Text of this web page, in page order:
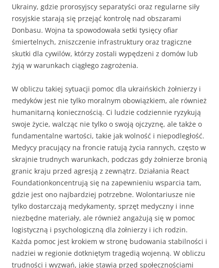
Ukrainy, gdzie prorosyjscy separatyści oraz regularne siły
rosyjskie starają się przejąć kontrolę nad obszarami
Donbasu. Wojna ta spowodowała setki tysięcy ofiar
śmiertelnych, zniszczenie infrastruktury oraz tragiczne
skutki dla cywilów, którzy zostali wypędzeni z domów lub
żyją w warunkach ciągłego zagrożenia.
W obliczu takiej sytuacji pomoc dla ukraińskich żołnierzy i
medyków jest nie tylko moralnym obowiązkiem, ale również
humanitarną koniecznością. Ci ludzie codziennie ryzykują
swoje życie, walcząc nie tylko o swoją ojczyznę, ale także o
fundamentalne wartości, takie jak wolność i niepodległość.
Medycy pracujący na froncie ratują życia rannych, często w
skrajnie trudnych warunkach, podczas gdy żołnierze bronią
granic kraju przed agresją z zewnątrz. Działania React
Foundationkoncentrują się na zapewnieniu wsparcia tam,
gdzie jest ono najbardziej potrzebne. Wolontariusze nie
tylko dostarczają medykamenty, sprzęt medyczny i inne
niezbędne materiały, ale również angażują się w pomoc
logistyczną i psychologiczną dla żołnierzy i ich rodzin.
Każda pomoc jest krokiem w stronę budowania stabilności i
nadziei w regionie dotkniętym tragedią wojenną. W obliczu
trudności i wyzwań, jakie stawia przed społecznościami